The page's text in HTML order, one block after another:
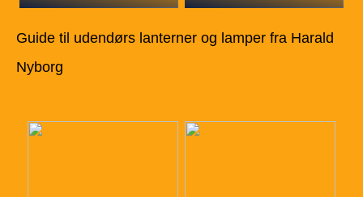
Guide til udendørs lanterner og lamper fra Harald
Nyborg